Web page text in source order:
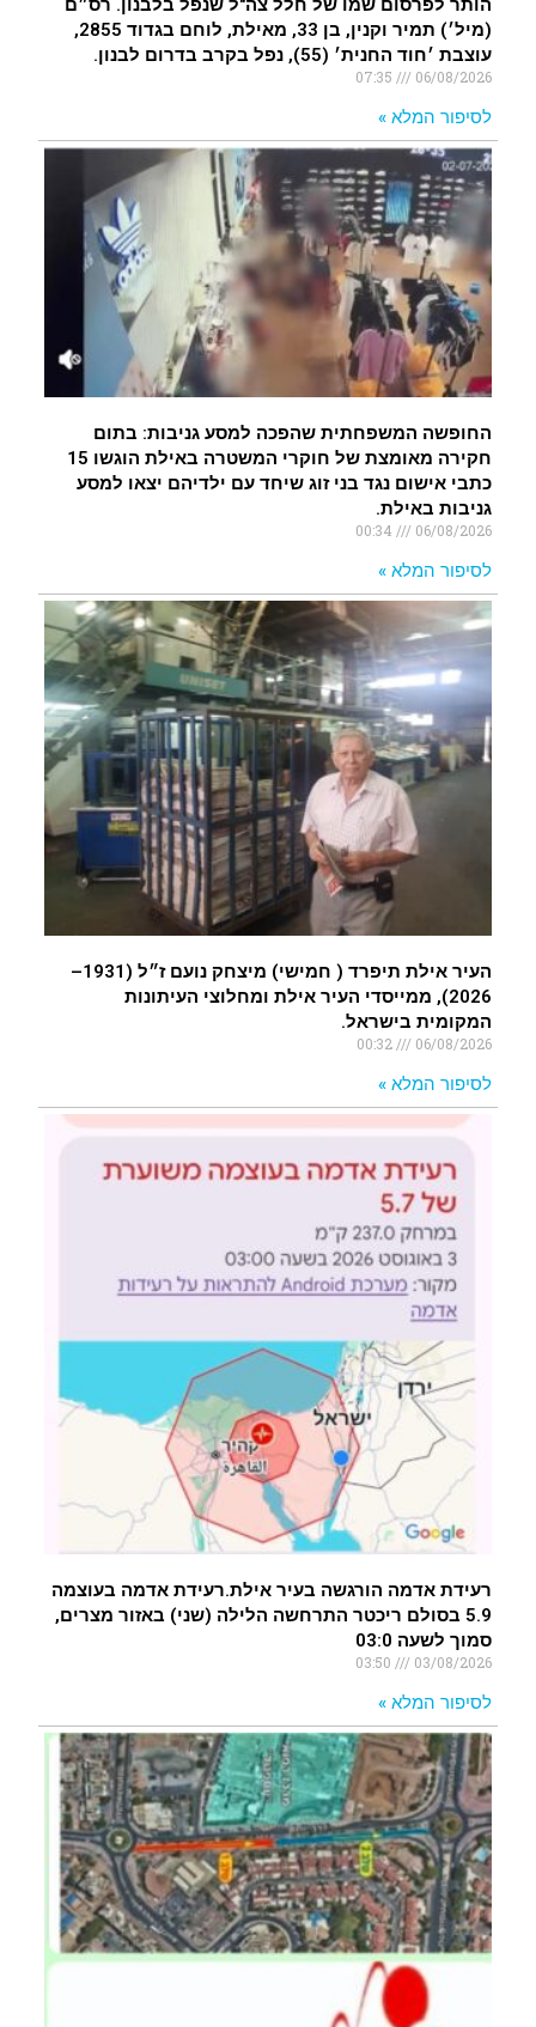
הותר לפרסום שמו של חלל צה"ל שנפל בלבנון. רס״ם
(מיל׳) תמיר וקנין, בן 33, מאילת, לוחם בגדוד 2855,
עוצבת ׳חוד החנית׳ (55), נפל בקרב בדרום לבנון.
06/08/2026
לסיפור המלא »
החופשה המשפחתית שהפכה למסע גניבות: בתום
חקירה מאומצת של חוקרי המשטרה באילת הוגשו 15
כתבי אישום נגד בני זוג שיחד עם ילדיהם יצאו למסע
גניבות באילת.
06/08/2026
לסיפור המלא »
העיר אילת תיפרד ( חמישי) מיצחק נועם ז״ל (1931–
2026), ממייסדי העיר אילת ומחלוצי העיתונות
המקומית בישראל.
06/08/2026
00:32
לסיפור המלא »
רעידת אדמה הורגשה בעיר אילת.רעידת אדמה בעוצמה
5.9 בסולם ריכטר התרחשה הלילה (שני) באזור מצרים,
סמוך לשעה 03:0
03/08/2026
לסיפור המלא »